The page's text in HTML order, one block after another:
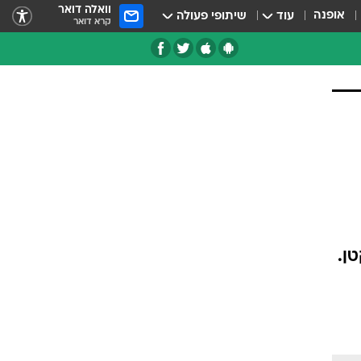
אופנה עוד שיתופי פעולה וואלה דואר
קרא דואר